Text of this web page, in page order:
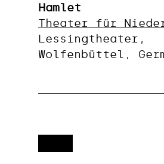
Hamlet
Theater für
Lessingtheater,
Wolfenbüttel,